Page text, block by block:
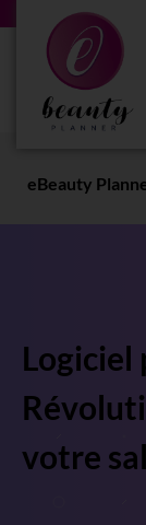
eBeauty
Logiciel
votre